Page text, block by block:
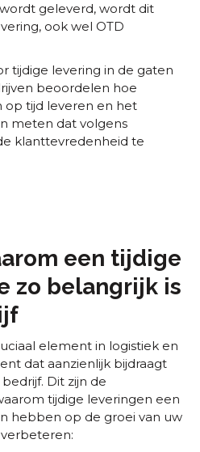
geleverd, wordt dit
ook wel OTD
tijdige levering in de gaten
beoordelen hoe
op tijd leveren en het
meten dat volgens
klanttevredenheid te
een tijdige
zo belangrijk is
element in logistiek en
dat aanzienlijk bijdraagt
Dit zijn de
tijdige leveringen een
hebben op de groei van uw